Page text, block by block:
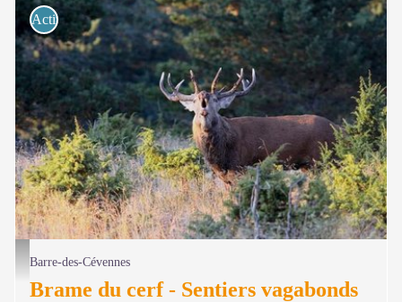
© Jean-Pierre Malafosse - Parc national des Cévennes - Brame du cerf
Activités de pleine nature
Barre-des-Cévennes
Brame du cerf - Sentiers vagabonds